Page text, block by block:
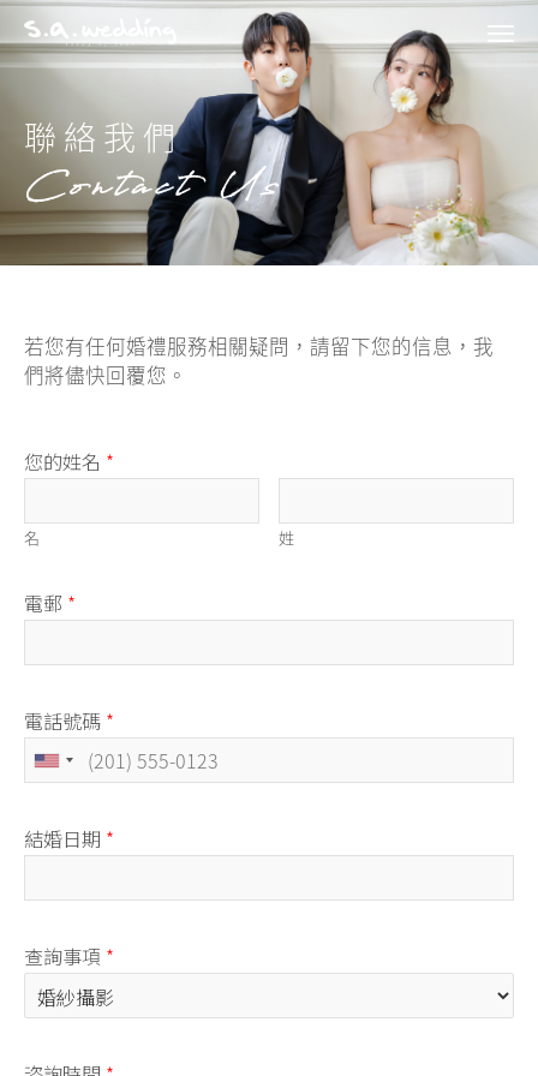
Skip
to
content聯絡我們
Contact Us
若您有任何婚禮服務相關疑問，請留下您的信息，我
們將儘快回覆您。
您的姓名 *
名 姓
電郵 *
電話號碼 *
結婚日期 *
查詢事項 *